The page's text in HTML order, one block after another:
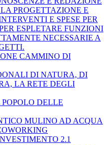
PROGETTAZIONE E
E SPESE PER
ESPLETARE FUNZIONI
NECESSARIE A
CAMMINO DI
DI NATURA, DI
LA RETE DEGLI
DELLE
MULINO AD ACQUA
2.1